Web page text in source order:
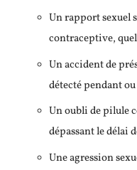
Un rapport sexuel
contraceptive,
Un accident de
détecté pendant
Un oubli de pilule
dépassant le délai
Une agression